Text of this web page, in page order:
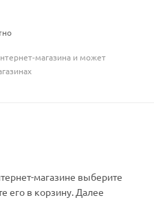
магазина и может
магазине выберите
его в корзину. Далее